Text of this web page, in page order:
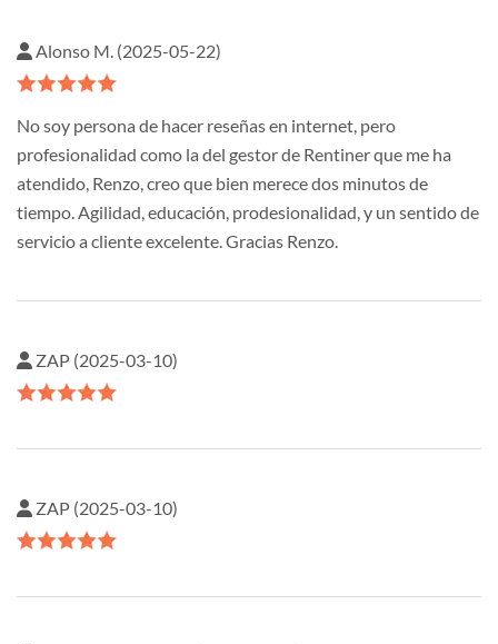
Alonso M. (2025-05-22)
No soy persona de hacer reseñas en internet, pero
profesionalidad como la del gestor de Rentiner que me ha
atendido, Renzo, creo que bien merece dos minutos de
tiempo. Agilidad, educación, prodesionalidad, y un sentido de
servicio a cliente excelente. Gracias Renzo.
ZAP (2025-03-10)
ZAP (2025-03-10)